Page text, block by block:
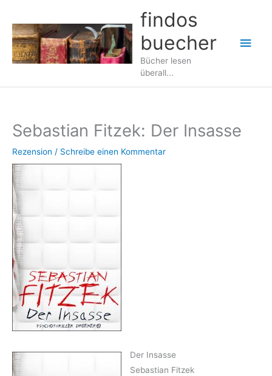
Inhalt
springen
findos
buecher
Bücher lesen
überall...
Sebastian Fitzek: Der Insasse
Rezension / Schreibe einen Kommentar
Der Insasse
Sebastian Fitzek